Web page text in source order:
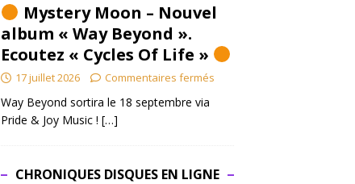
Mystery Moon – Nouvel
album « Way Beyond ».
Ecoutez « Cycles Of Life »
17 juillet 2026 Commentaires fermés
Way Beyond sortira le 18 septembre via
Pride & Joy Music ! […]
CHRONIQUES DISQUES EN LIGNE